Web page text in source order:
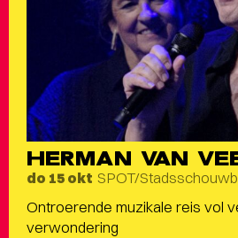
HERMAN VAN
do 15 okt SPOT/
Ontroerende muzikale reis vol
verwondering